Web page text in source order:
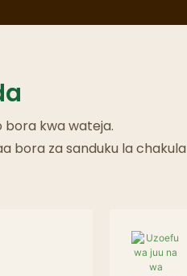
bora kwa wateja.
bora za sanduku la chakula